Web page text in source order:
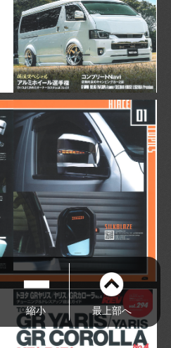
縮小 最上部へ